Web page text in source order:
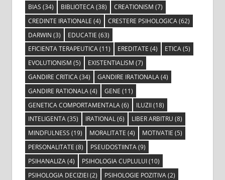
BIAS (34) BIBLIOTECA(38) CREATIONISM (7)
CREDINTE IRATIONALE (4) CRESTERE PSIHOLOGICA(62)
DARWIN (3) EDUCATIE (63)
EFICIENTA TERAPEUTICA(11) EREDITATE (4) ETICA(5)
EVOLUTIONISM (5) EXISTENTIALISM (7)
GANDIRE CRITICA(34) GANDIRE IRATIONALA(4)
GANDIRE RATIONALA(4) GENE (11)
GENETICA COMPORTAMENTALA(6) ILUZII(18)
INTELIGENTA(35) IRATIONAL(6) LIBER ARBITRU (8)
MINDFULNESS (19) MORALITATE (4) MOTIVATIE (5)
PERSONALITATE (8) PSEUDOSTIINTA(9)
PSIHANALIZA(4) PSIHOLOGIA CUPLULUI(10)
PSIHOLOGIA DECIZIEI(2) PSIHOLOGIE POZITIVA(2)